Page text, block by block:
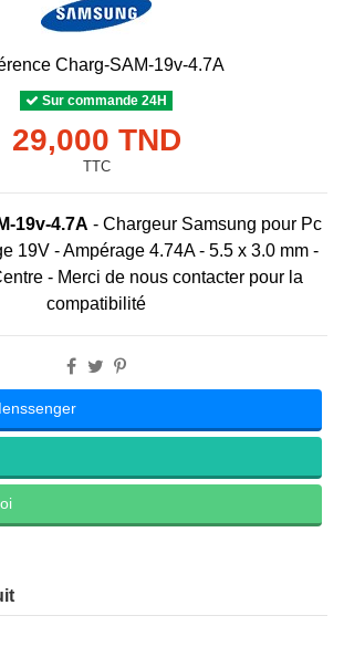
Charg-SAM-19v-4.7A
Sur commande 24H
29,000 TND
TTC
19v-4.7A - Chargeur Samsung pour Pc
19V - Ampérage 4.74A - 5.5 x 3.0 mm -
- Merci de nous contacter pour la
compatibilité